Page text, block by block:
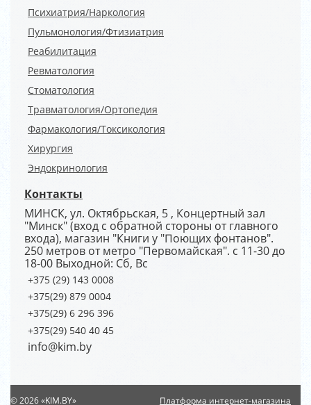
Психиатрия/Наркология
Пульмонология/Фтизиатрия
Реабилитация
Ревматология
Стоматология
Травматология/Ортопедия
Фармакология/Токсикология
Хирургия
Эндокринология
Контакты
МИНСК, ул. Октябрьская, 5 , Концертный зал
"Минск" (вход с обратной стороны от главного
входа), магазин "Книги у "Поющих фонтанов".
250 метров от метро "Первомайская". с 11-30 до
18-00 Выходной: Сб, Вс
+375 (29) 143 0008
+375(29) 879 0004
+375(29) 6 296 396
+375(29) 540 40 45
info@kim.by
Платформа интернет-магазина
© 2026 «KIM.BY»